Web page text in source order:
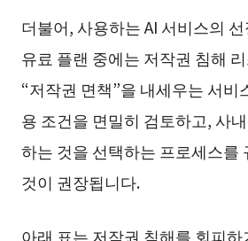
더불어, 사용하는 AI 서비스의
유료 플랜 중에는 저작권 침해
“저작권 면책”을 내세우는 서비
용 조건을 면밀히 검토하고, 사
하는 것을 선택하는 프로세스를
것이 권장됩니다.
아래 표는 저작권 침해를 회피